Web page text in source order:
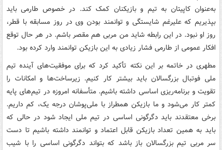
به‌عنوان کاپیتان به تیم و بازیکنان کمک کند. در خصوص طارمی باید
بپذیریم که علیرغم شایستگی و توانمند بودن وی در روز مسابقه با قطر،
روز او نبود. در این رابطه شاید من مربی هم مقصر باشم. در هر حال توقع
افکار عمومی از طارمی فشار زیادی به این بازیکن توانمند وارد کرده بود.
مطهری در خاتمه بر این نکته تأکید کرد که برای موفقیت‌های آینده تیم
ملی فوتبال بزرگسالان باید بیشتر کار کنیم. زیرساخت‌ها و امکانات را
تقویت و برنامه‌ریزی اساسی داشته باشیم. متأسفانه امروزه در تیم‌های پایه
کمتر کار می‌شود و ما بازیکن همطراز با ملی‌پوشان درجه یک، کم داریم.
برخی معتقدند باید دگرگونی اساسی در تیم ملی ایجاد شود در حالی که
باید به همین تعداد بازیکن قابل اعتماد و توانمند داشته باشیم تا دست
سر مربی تیم بزرگسالان باز باشد که بتواند دگرگونی اساسی را با شیب